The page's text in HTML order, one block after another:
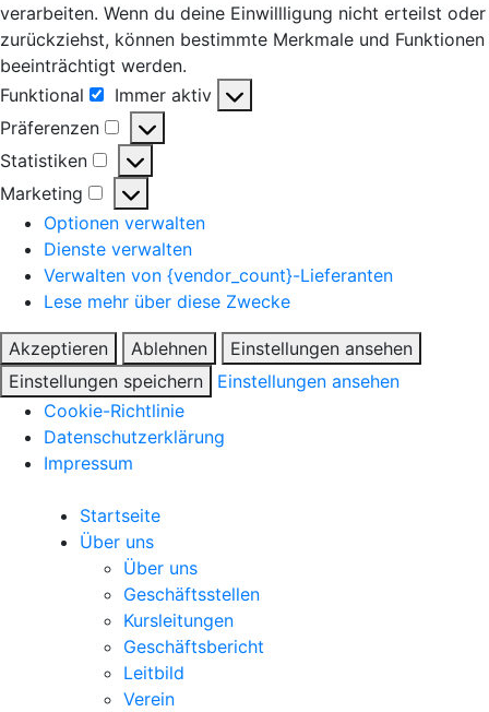
verarbeiten. Wenn du deine Einwillligung nicht erteilst oder
zurückziehst, können bestimmte Merkmale und Funktionen
beeinträchtigt werden.
Funktional
Immer aktiv
Präferenzen
Statistiken
Marketing
Optionen verwalten
Dienste verwalten
Verwalten von {vendor_count}-Lieferanten
Lese mehr über diese Zwecke
Akzeptieren Ablehnen
Einstellungen ansehen
Einstellungen speichern
Einstellungen ansehen
Cookie-Richtlinie
Datenschutzerklärung
Impressum
Startseite
Über uns
Über uns
Geschäftsstellen
Kursleitungen
Geschäftsbericht
Leitbild
Verein